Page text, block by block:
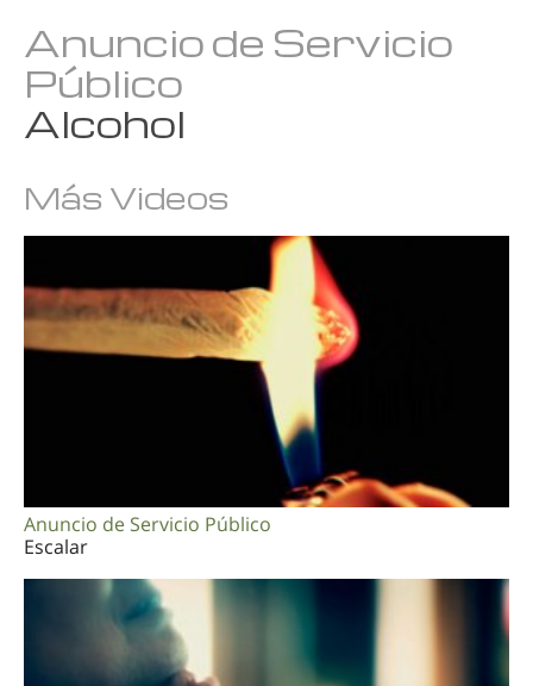
Portugués
Sueco
Anuncio de Servicio
Público
Alcohol
Más Videos
Anuncio de Servicio Público
Escalar